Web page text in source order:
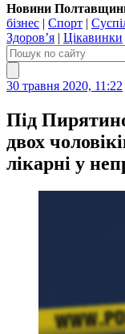
Новини
бізнес | Спорт |
Здоров’я | Цікавинки
30 травня 2020, 11:22
Під
двох
лікарні у